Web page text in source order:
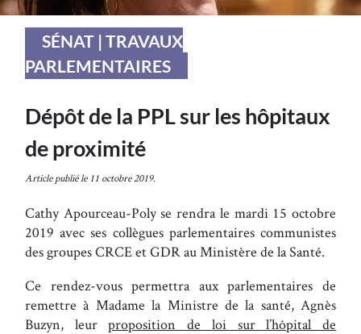
SÉNAT | TRAVAUX
PARLEMENTAIRES
Dépôt de la PPL sur les hôpitaux
de proximité
Article publié le 11 octobre 2019.
Cathy Apourceau-Poly se rendra le mardi 15 octobre
2019 avec ses collègues parlementaires communistes
des groupes CRCE et GDR au Ministère de la Santé.
Ce rendez-vous permettra aux parlementaires de
remettre à Madame la Ministre de la santé, Agnès
Buzyn, leurproposition de loi sur l’hôpital de